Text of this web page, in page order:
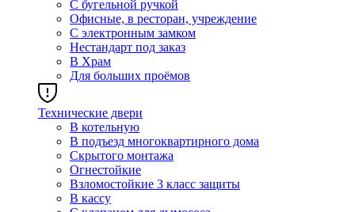
С бугельной ручкой
Офисные, в ресторан, учреждение
С электронным замком
Нестандарт под заказ
В Храм
Для больших проёмов
Технические двери
В котельную
В подъезд многоквартирного дома
Скрытого монтажа
Огнестойкие
Взломостойкие 3 класс защиты
В кассу